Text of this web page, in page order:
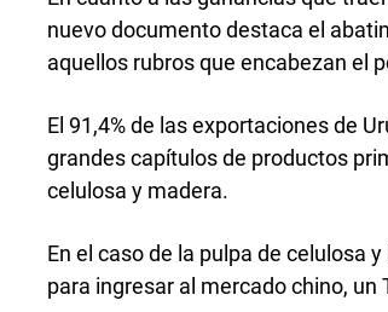
nuevo documento destaca el
aquellos rubros que encabezan el
El 91,4% de las exportaciones de
grandes capítulos de productos
celulosa y madera.
En el caso de la pulpa de celulosa
para ingresar al mercado chino,